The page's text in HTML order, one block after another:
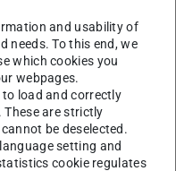
zur Datenaufnahme und
and usability of
needs. To this end, we
which cookies you
webpages.
to load and correctly
are strictly
be deselected.
setting and
cookie regulates